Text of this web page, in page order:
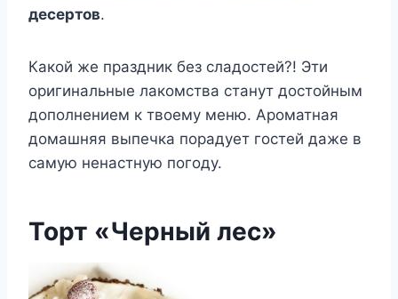
десертов.
Какой же праздник без сладостей?! Эти
оригинальные лакомства станут достойным
дополнением к твоему меню. Ароматная
домашняя выпечка порадует гостей даже в
самую ненастную погоду.
Торт «Черный лес»